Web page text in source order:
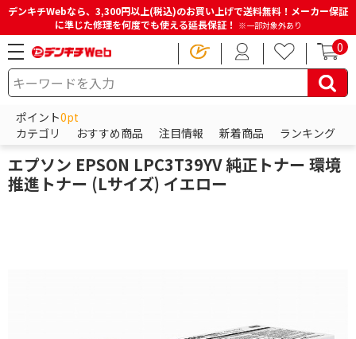
デンキチWebなら、3,300円以上(税込)のお買い上げで送料無料！メーカー保証
に準じた修理を何度でも使える延長保証！ ※一部対象外あり
0
ポイント0pt
カテゴリ
おすすめ商品 注目情報 新着商品 ランキング
HOME 商品一覧ページ パソコン・周辺機器・PCソフト
トナー・ドラムカートリッジ
エプソン
エプソン EPSON LPC3T39YV 純正トナー 環境
推進トナー (Lサイズ) イエロー